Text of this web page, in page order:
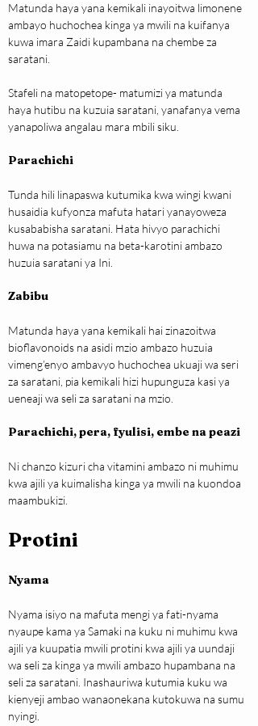
Matunda haya yana kemikali inayoitwa limonene
ambayo huchochea kinga ya mwili na kuifanya
kuwa imara Zaidi kupambana na chembe za
saratani.
Stafeli na matopetope- matumizi ya matunda
haya hutibu na kuzuia saratani, yanafanya vema
yanapoliwa angalau mara mbili siku.
Parachichi
Tunda hili linapaswa kutumika kwa wingi kwani
husaidia kufyonza mafuta hatari yanayoweza
kusababisha saratani. Hata hivyo parachichi
huwa na potasiamu na beta-karotini ambazo
huzuia saratani ya Ini.
Zabibu
Matunda haya yana kemikali hai zinazoitwa
bioflavonoids na asidi mzio ambazo huzuia
vimeng’enyo ambavyo huchochea ukuaji wa seri
za saratani, pia kemikali hizi hupunguza kasi ya
ueneaji wa seli za saratani na mzio.
Parachichi, pera, fyulisi, embe na peazi
Ni chanzo kizuri cha vitamini ambazo ni muhimu
kwa ajili ya kuimalisha kinga ya mwili na kuondoa
maambukizi.
Protini
Nyama
Nyama isiyo na mafuta mengi ya fati-nyama
nyaupe kama ya Samaki na kuku ni muhimu kwa
ajili ya kuupatia mwili protini kwa ajili ya uundaji
wa seli za kinga ya mwili ambazo hupambana na
seli za saratani. Inashauriwa kutumia kuku wa
kienyeji ambao wanaonekana kutokuwa na sumu
nyingi.